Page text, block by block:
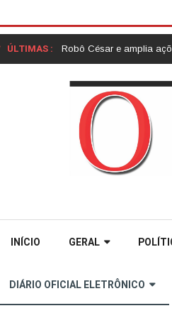
ÚLTIMAS :
Robô César e amplia ações de
INÍCIO GERAL
DIÁRIO OFICIAL ELETRÔNICO